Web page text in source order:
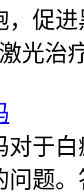
，促
光治
对于
问题